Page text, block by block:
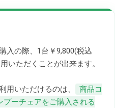
入の際、1台￥9,800(税込
いただくことが出来ます。
用いただけるのは、
商品コ
ーチェアをご購入される